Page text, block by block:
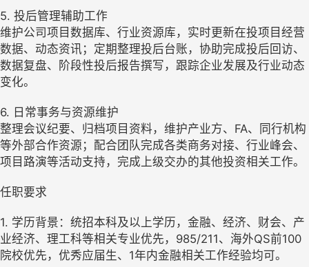
5. 投后管理辅助工作
维护公司项目数据库、行业资源库，实时更新在投项目经营
数据、动态资讯；定期整理投后台账，协助完成投后回访、
数据复盘、阶段性投后报告撰写，跟踪企业发展及行业动态
变化。
6. 日常事务与资源维护
整理会议纪要、归档项目资料，维护产业方、FA、同行机构
等外部合作资源；配合团队完成各类商务对接、行业峰会、
项目路演等活动支持，完成上级交办的其他投资相关工作。
任职要求
1. 学历背景：统招本科及以上学历，金融、经济、财会、产
业经济、理工科等相关专业优先，985/211、海外QS前100
院校优先，优秀应届生、1年内金融相关工作经验均可。